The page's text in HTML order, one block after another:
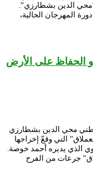
“محي الدين بشطارزي”.
المهرجان الحالية،
الحفاظ على الأرض
محي الدين بشطارزي
التي وقعّ إخراجها
الذي يديره أحمد خوصة.
جرعات من الفرح